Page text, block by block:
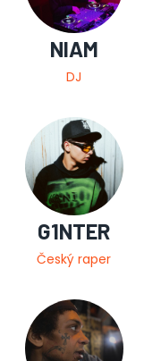
NIAM
DJ
G1NTER
Český raper